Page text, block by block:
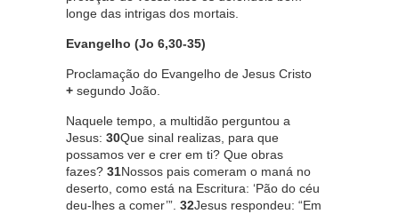
longe das intrigas dos mortais.
Evangelho (Jo 6,30-35)
Proclamação do Evangelho de Jesus Cristo
+ segundo João.
Naquele tempo, a multidão perguntou a
Jesus: 30Que sinal realizas, para que
possamos ver e crer em ti? Que obras
fazes? 31Nossos pais comeram o maná no
deserto, como está na Escritura: ‘Pão do céu
deu-lhes a comer’”. 32Jesus respondeu: “Em